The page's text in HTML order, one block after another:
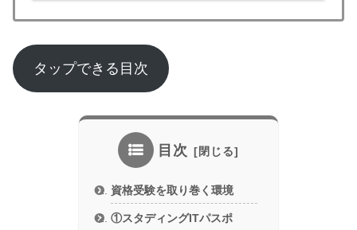
タップできる目次
目次
資格受験を取り巻く環境
①スタディングITパスポ